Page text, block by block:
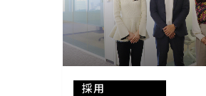
採用